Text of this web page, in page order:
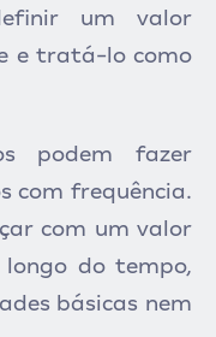
um valor
e tratá-lo como
podem fazer
com frequência.
com um valor
do tempo,
básicas nem